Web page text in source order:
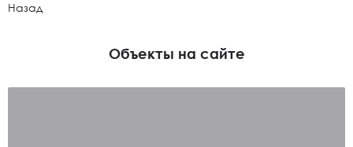
Назад
Объекты на сайте